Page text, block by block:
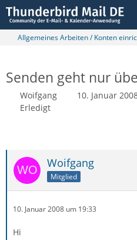
Allgemeines Arbeiten / Konten
Senden geht nur
Woifgang 10. Januar
Erledigt
Woifgang
Mitglied
10. Januar 2008 um 19:33
Hi